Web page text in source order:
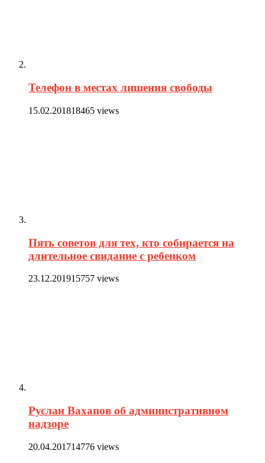
Телефон в местах лишения свободы
15.02.201818465 views
Пять советов для тех, кто собирается на
длительное свидание с ребенком
23.12.201915757 views
Руслан Вахапов об административном
надзоре
20.04.201714776 views